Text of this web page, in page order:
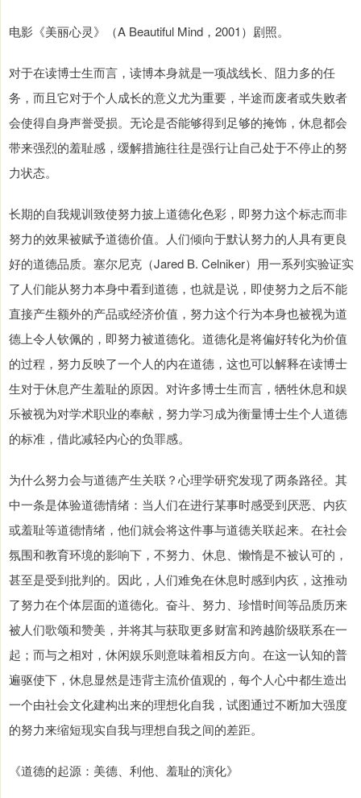
电影《美丽心灵》（A Beautiful Mind，2001）剧照。
对于在读博士生而言，读博本身就是一项战线长、阻力多的任
务，而且它对于个人成长的意义尤为重要，半途而废者或失败者
会使得自身声誉受损。无论是否能够得到足够的掩饰，休息都会
带来强烈的羞耻感，缓解措施往往是强行让自己处于不停止的努
力状态。
长期的自我规训致使努力披上道德化色彩，即努力这个标志而非
努力的效果被赋予道德价值。人们倾向于默认努力的人具有更良
好的道德品质。塞尔尼克（Jared B. Celniker）用一系列实验证实
了人们能从努力本身中看到道德，也就是说，即使努力之后不能
直接产生额外的产品或经济价值，努力这个行为本身也被视为道
德上令人钦佩的，即努力被道德化。道德化是将偏好转化为价值
的过程，努力反映了一个人的内在道德，这也可以解释在读博士
生对于休息产生羞耻的原因。对许多博士生而言，牺牲休息和娱
乐被视为对学术职业的奉献，努力学习成为衡量博士生个人道德
的标准，借此减轻内心的负罪感。
为什么努力会与道德产生关联？心理学研究发现了两条路径。其
中一条是体验道德情绪：当人们在进行某事时感受到厌恶、内疚
或羞耻等道德情绪，他们就会将这件事与道德关联起来。在社会
氛围和教育环境的影响下，不努力、休息、懒惰是不被认可的，
甚至是受到批判的。因此，人们难免在休息时感到内疚，这推动
了努力在个体层面的道德化。奋斗、努力、珍惜时间等品质历来
被人们歌颂和赞美，并将其与获取更多财富和跨越阶级联系在一
起；而与之相对，休闲娱乐则意味着相反方向。在这一认知的普
遍驱使下，休息显然是违背主流价值观的，每个人心中都生造出
一个由社会文化建构出来的理想化自我，试图通过不断加大强度
的努力来缩短现实自我与理想自我之间的差距。
《道德的起源：美德、利他、羞耻的演化》